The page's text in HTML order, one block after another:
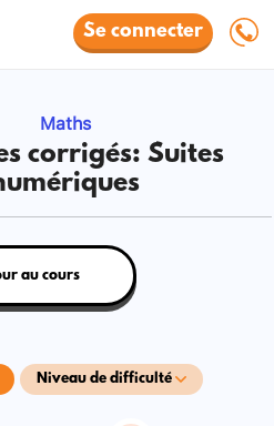
Se connecter
Maths
corrigés: Suites
Niveau de difficulté
au cours